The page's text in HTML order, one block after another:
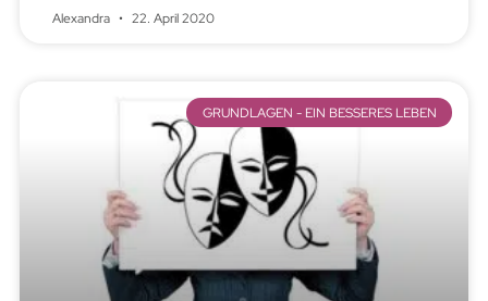
Alexandra 22. April 2020
GRUNDLAGEN - EIN BESSERES LEBEN